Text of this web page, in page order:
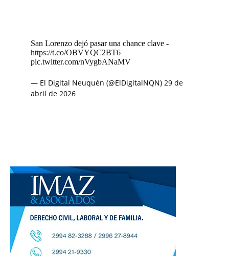
San Lorenzo dejó pasar una chance clave -
https://t.co/OBVYQC2BT6
pic.twitter.com/nVygbANaMV
— El Digital Neuquén (@ElDigitalNQN) 29 de
abril de 2026